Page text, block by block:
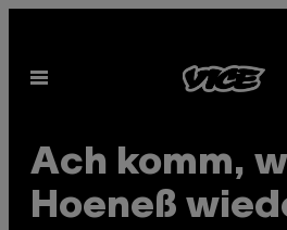
content
Open
Ach komm,
Hoeneß